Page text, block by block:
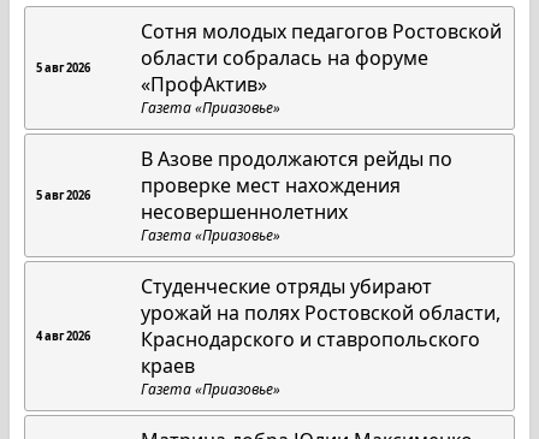
5 авг 2026
Сотня молодых педагогов Ростовской
области собралась на форуме
«ПрофАктив»
Газета «Приазовье»
5 авг 2026
В Азове продолжаются рейды по
проверке мест нахождения
несовершеннолетних
Газета «Приазовье»
4 авг 2026
Студенческие отряды убирают
урожай на полях Ростовской области,
Краснодарского и ставропольского
краев
Газета «Приазовье»